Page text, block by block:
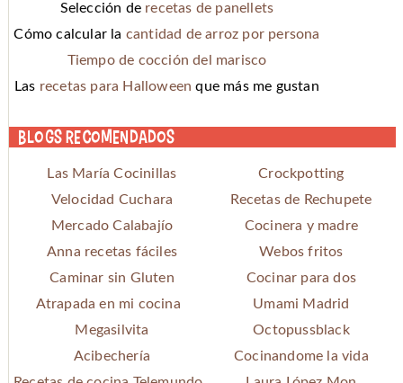
Selección de recetas de panellets
Cómo calcular la cantidad de arroz por persona
Tiempo de cocción del marisco
Las recetas para Halloween que más me gustan
Blogs recomendados
Las María Cocinillas
Crockpotting
Velocidad Cuchara
Recetas de Rechupete
Mercado Calabajío
Cocinera y madre
Anna recetas fáciles
Webos fritos
Caminar sin Gluten
Cocinar para dos
Atrapada en mi cocina
Umami Madrid
Megasilvita
Octopussblack
Acibechería
Cocinandome la vida